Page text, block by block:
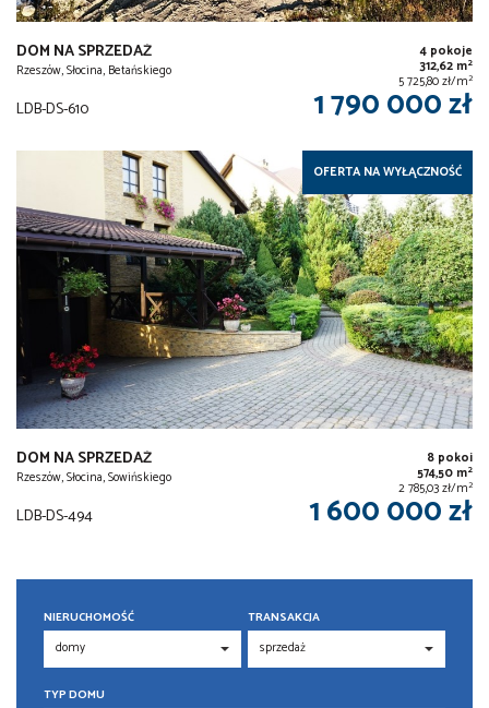
DOM NA SPRZEDAŻ
Rzeszów, Słocina, Betańskiego
4 pokoje
312,62 m2
5 725,80 zł/m2
LDB-DS-610 1 790 000 zł
OFERTA NA WYŁĄCZNOŚĆ
DOM NA SPRZEDAŻ
Rzeszów, Słocina, Sowińskiego
8 pokoi
574,50 m2
2 785,03 zł/m2
LDB-DS-494 1 600 000 zł
NIERUCHOMOŚĆ TRANSAKCJA
TYP DOMU